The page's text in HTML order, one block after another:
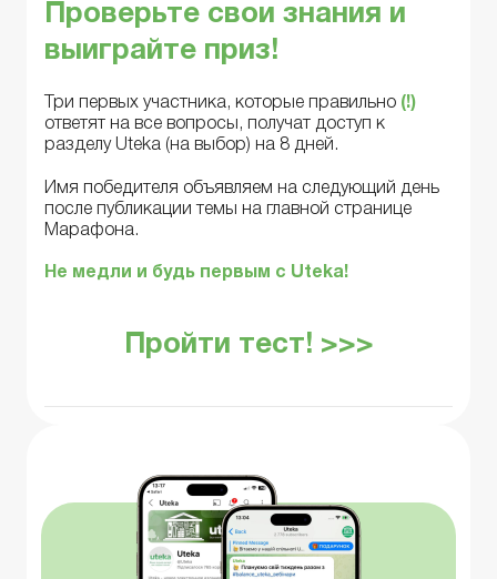
Проверьте свои знания и
выиграйте приз!
Три первых участника, которые правильно (!)
ответят на все вопросы, получат доступ к
разделу Uteka (на выбор) на 8 дней.
Имя победителя объявляем на следующий день
после публикации темы на главной странице
Марафона.
Не медли и будь первым с Uteka!
Пройти тест! >>>